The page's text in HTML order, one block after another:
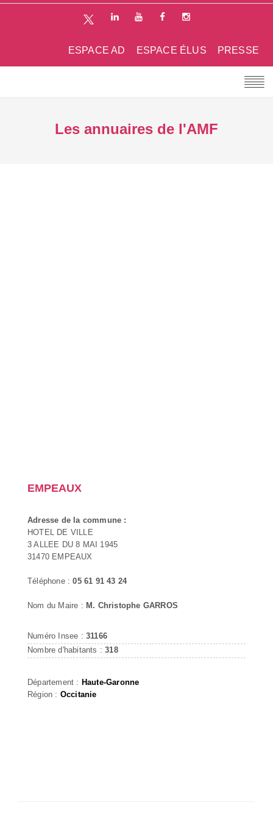
PRESSE
ESPACE ÉLUS
ESPACE AD
Les annuaires de l'AMF
EMPEAUX
Adresse de la commune :
HOTEL DE VILLE
3 ALLEE DU 8 MAI 1945
31470 EMPEAUX
Téléphone :05 61 91 43 24
Nom du Maire : M. Christophe GARROS
Numéro Insee : 31166
Nombre d'habitants :318
Département : Haute-Garonne
Région : Occitanie